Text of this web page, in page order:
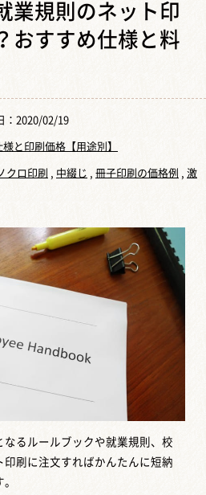
業規則のネット印
おすすめ仕様と料
：2020/02/19
と印刷価格【用途別】
クロ印刷 中綴じ 冊子印刷の価格例
激
るルールブックや就業規則、校
印刷に注文すればかんたんに短納